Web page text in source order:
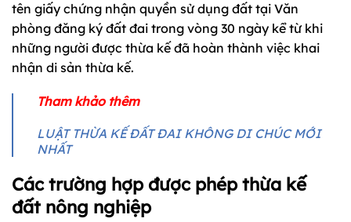
tên giấy chứng nhận quyền sử dụng đất tại Văn
phòng đăng ký đất đai trong vòng 30 ngày kể từ khi
những người được thừa kế đã hoàn thành việc khai
nhận di sản thừa kế.
Tham khảo thêm
LUẬT THỪA KẾ ĐẤT ĐAI KHÔNG DI CHÚC MỚI
NHẤT
Các trường hợp được phép thừa kế
đất nông nghiệp